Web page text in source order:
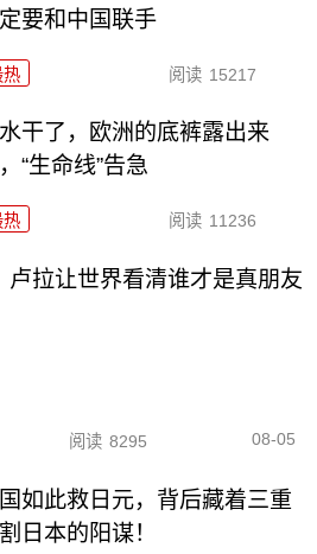
要和中国联手
热 阅读 15217
干了，欧洲的底裤露出来
“生命线”告急
热 阅读 11236
卢拉让世界看清谁才是真朋友
阅读 8295 08-05
如此救日元，背后藏着三重
日本的阳谋！